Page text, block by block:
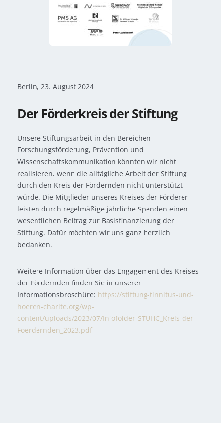
Berlin, 23. August 2024
Der Förderkreis der Stiftung
Unsere Stiftungsarbeit in den Bereichen
Forschungsförderung, Prävention und
Wissenschaftskommunikation könnten wir nicht
realisieren, wenn die alltägliche Arbeit der Stiftung
durch den Kreis der Fördernden nicht unterstützt
würde. Die Mitglieder unseres Kreises der Förderer
leisten durch regelmäßige jährliche Spenden einen
wesentlichen Beitrag zur Basisfinanzierung der
Stiftung. Dafür möchten wir uns ganz herzlich
bedanken.
Weitere Information über das Engagement des Kreises
der Fördernden finden Sie in unserer
Informationsbroschüre: https://stiftung-tinnitus-und-
hoeren-charite.org/wp-
content/uploads/2023/07/Infofolder-STUHC_Kreis-der-
Foerdernden_2023.pdf